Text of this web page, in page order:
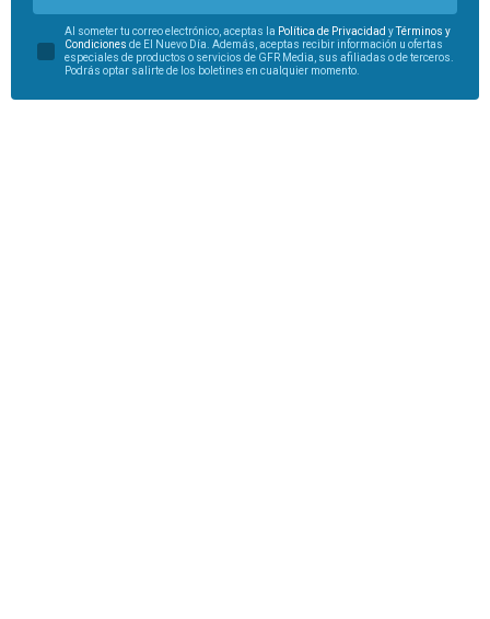
Al someter tu correo electrónico, aceptas la Política de Privacidad yTérminos y
Condiciones de El Nuevo Día. Además, aceptas recibir información u ofertas
especiales de productos o servicios de GFR Media, sus afiliadas o de terceros.
Podrás optar salirte de los boletines en cualquier momento.